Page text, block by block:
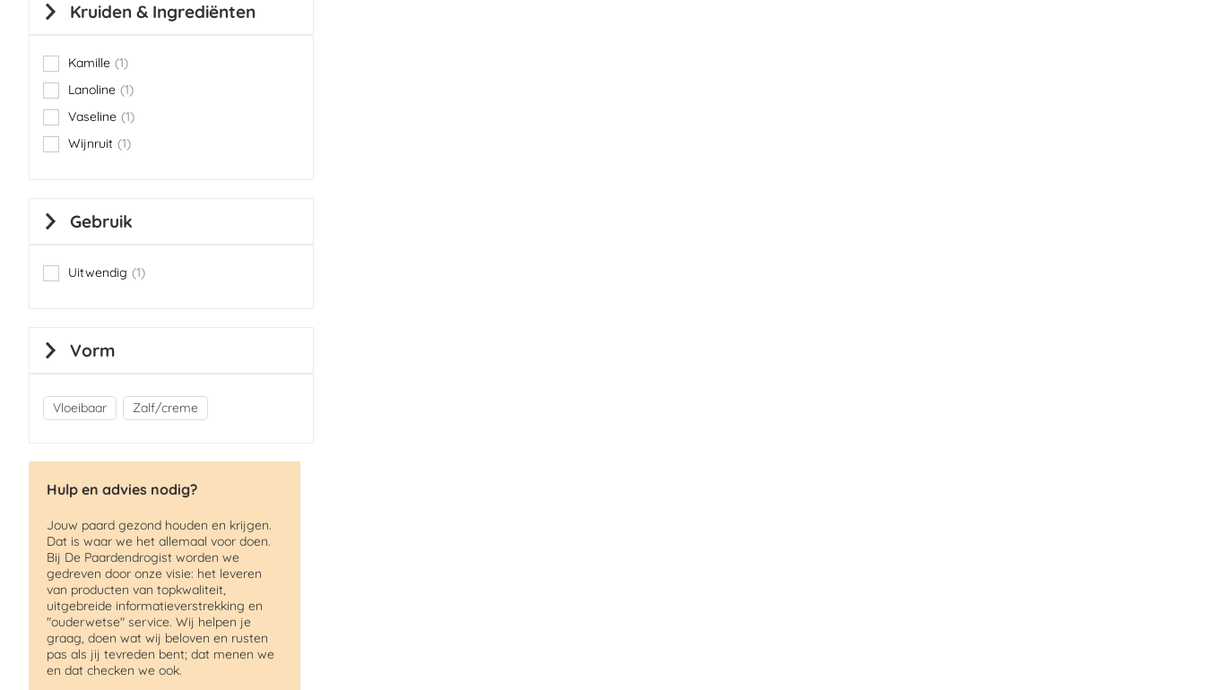
Kruiden & Ingrediënten
Kamille 1
item
Lanoline 1
item
Vaseline 1
item
Wijnruit 1
item
Gebruik
Uitwendig 1
item
Vorm
Vloeibaar Zalf/creme
Hulp en advies nodig?
Jouw paard gezond houden en krijgen.
Dat is waar we het allemaal voor doen.
Bij De Paardendrogist worden we
gedreven door onze visie: het leveren
van producten van topkwaliteit,
uitgebreide informatieverstrekking en
"ouderwetse" service. Wij helpen je
graag, doen wat wij beloven en rusten
pas als jij tevreden bent; dat menen we
en dat checken we ook.